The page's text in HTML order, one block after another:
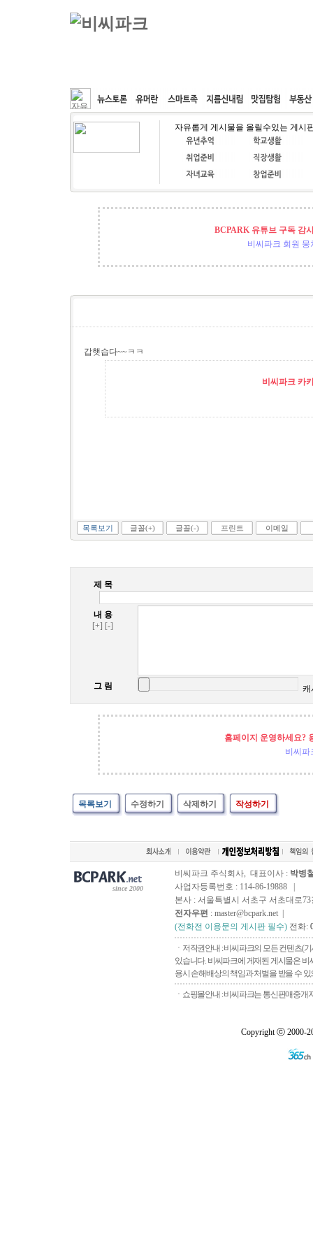
커뮤니티 속도패치 웹호스팅 공동구매
자유롭게 게시물을 올릴수있는 게시
BCPARK 유튜브 구독 감
비씨파크 회원 뭉
갑햇습다~~ㅋㅋ
비씨파크 카
목록보기 글꼴(+) 글꼴(-) 프린트 이메일
제 목
내 용
[+] [-]
그 림 캐
홈페이지 운영하세요?
비씨파
목록보기 수정하기 삭제하기 작성하기
since 2000
비씨파크 주식회사, 대표이사 : 박병
사업자등록번호 : 114-86-19888 |
본사 : 서울특별시 서초구 서초대로73
전자우편 : master@bcpark.net |
(전화전 이용문의 게시판 필수) 전화:
ㆍ저작권안내 : 비씨파크의 모든 컨텐츠(
있습니다. 비씨파크에 게재된 게시물은
용시 손해배상의 책임과 처벌을 받을 수
ㆍ쇼핑몰안내 : 비씨파크는 통신판매중개
Copyright ⓒ 2000-